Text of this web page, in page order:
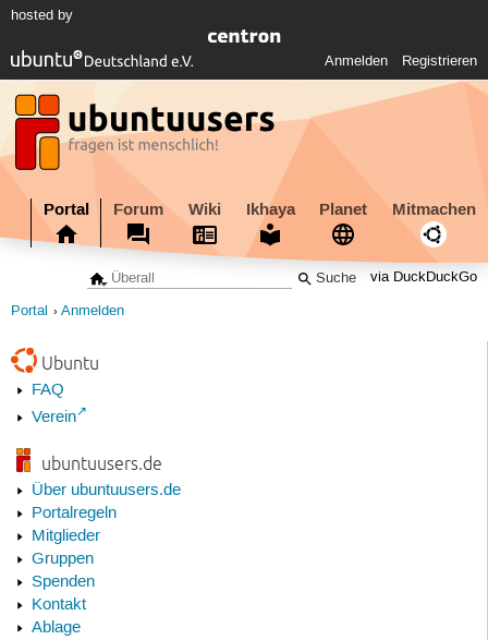
hosted by
Anmelden Registrieren
Portal Forum Wiki Ikhaya Planet Mitmachen
via DuckDuckGo
Portal Anmelden
Ubuntu
FAQ
Verein
ubuntuusers.de
Über ubuntuusers.de
Portalregeln
Mitglieder
Gruppen
Spenden
Kontakt
Ablage